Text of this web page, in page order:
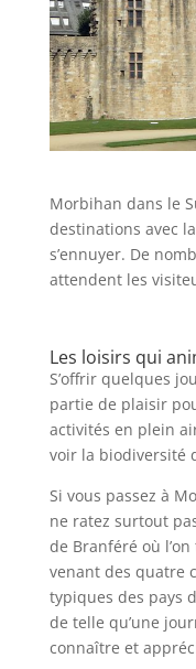
Morbihan dans le
destinations avec
s’ennuyer. De
attendent les
Les loisirs qui
S’offrir quelques
partie de plaisir
activités en plein
voir la biodiversité
Si vous passez à
ne ratez surtout
de Branféré où
venant des quatre
typiques des pays
de telle qu’une
connaître et